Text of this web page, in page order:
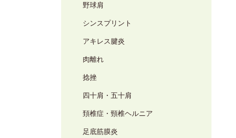
野球肩
シンスプリント
アキレス腱炎
肉離れ
捻挫
四十肩・五十肩
頚椎症・頸椎ヘルニア
足底筋膜炎